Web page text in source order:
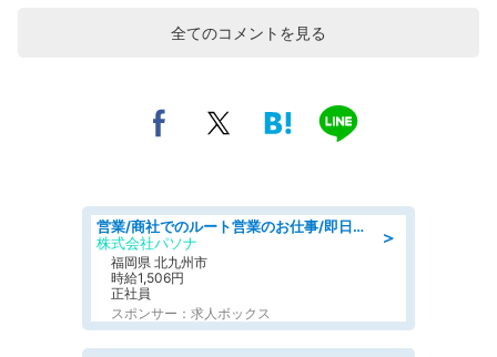
全てのコメントを見る
＞
営業/商社でのルート営業のお仕事/即日勤務可/車通勤可/営業
株式会社パソナ
福岡県 北九州市
時給1,506円
正社員
スポンサー：求人ボックス